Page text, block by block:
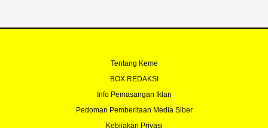
Tentang Keme
BOX REDAKSI
Info Pemasangan Iklan
Pedoman Pemberitaan Media Siber
Kebijakan Privasi